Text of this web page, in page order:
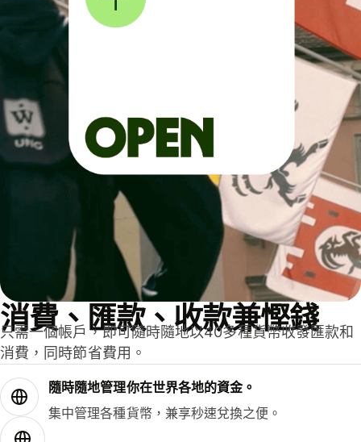
消費、匯款、收款兼慳錢
只需一個帳戶，即可隨時隨地以40多種貨幣收發匯款和
消費，同時節省費用。
隨時隨地管理你在世界各地的資金。
集中管理各種貨幣，兼享秒速兌換之便。